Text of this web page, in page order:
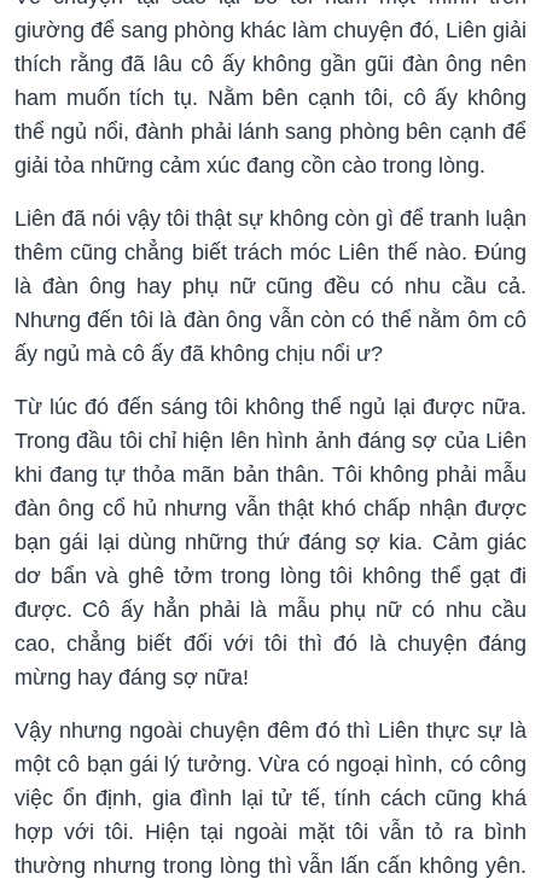
giường để sang phòng khác làm chuyện đó, Liên giải
thích rằng đã lâu cô ấy không gần gũi đàn ông nên
ham muốn tích tụ. Nằm bên cạnh tôi, cô ấy không
thể ngủ nổi, đành phải lánh sang phòng bên cạnh để
giải tỏa những cảm xúc đang cồn cào trong lòng.
Liên đã nói vậy tôi thật sự không còn gì để tranh luận
thêm cũng chẳng biết trách móc Liên thế nào. Đúng
là đàn ông hay phụ nữ cũng đều có nhu cầu cả.
Nhưng đến tôi là đàn ông vẫn còn có thể nằm ôm cô
ấy ngủ mà cô ấy đã không chịu nổi ư?
Từ lúc đó đến sáng tôi không thể ngủ lại được nữa.
Trong đầu tôi chỉ hiện lên hình ảnh đáng sợ của Liên
khi đang tự thỏa mãn bản thân. Tôi không phải mẫu
đàn ông cổ hủ nhưng vẫn thật khó chấp nhận được
bạn gái lại dùng những thứ đáng sợ kia. Cảm giác
dơ bẩn và ghê tởm trong lòng tôi không thể gạt đi
được. Cô ấy hẳn phải là mẫu phụ nữ có nhu cầu
cao, chẳng biết đối với tôi thì đó là chuyện đáng
mừng hay đáng sợ nữa!
Vậy nhưng ngoài chuyện đêm đó thì Liên thực sự là
một cô bạn gái lý tưởng. Vừa có ngoại hình, có công
việc ổn định, gia đình lại tử tế, tính cách cũng khá
hợp với tôi. Hiện tại ngoài mặt tôi vẫn tỏ ra bình
thường nhưng trong lòng thì vẫn lấn cấn không yên.